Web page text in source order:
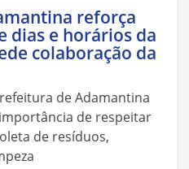
reforça
dias e horários da
colaboração da
de Adamantina
de respeitar
de resíduos,